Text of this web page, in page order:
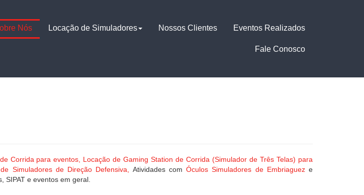
Nós Locação de Simuladores Nossos Clientes Eventos Realizados
Fale Conosco
Corrida para eventos,
Locação de Gaming Station de Corrida (Simulador de Três Telas) para
Simuladores de Direção Defensiva, Atividades com Óculos Simuladores de Embriaguez e
SIPAT e eventos em geral.